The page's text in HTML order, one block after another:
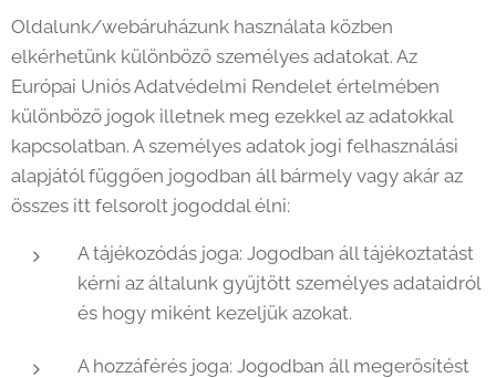
Oldalunk/webáruházunk használata közben
elkérhetünk különböző személyes adatokat. Az
Európai Uniós Adatvédelmi Rendelet értelmében
különböző jogok illetnek meg ezekkel az adatokkal
kapcsolatban. A személyes adatok jogi felhasználási
alapjától függően jogodban áll bármely vagy akár az
összes itt felsorolt jogoddal élni:
A tájékozódás joga: Jogodban áll tájékoztatást
kérni az általunk gyűjtött személyes adataidról
és hogy miként kezeljük azokat.
A hozzáférés joga: Jogodban áll megerősítést